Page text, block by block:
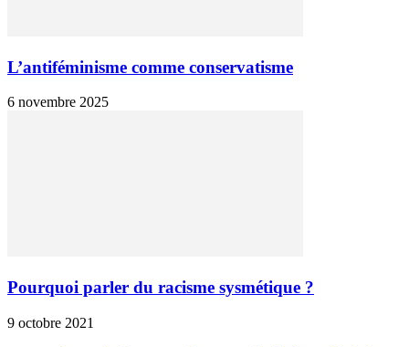
L’antiféminisme comme conservatisme
6 novembre 2025
Pourquoi parler du racisme sysmétique ?
9 octobre 2021